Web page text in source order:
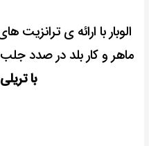
الوبار با ارائه ی
ماهر و کار بلد در صدد
با تریلی